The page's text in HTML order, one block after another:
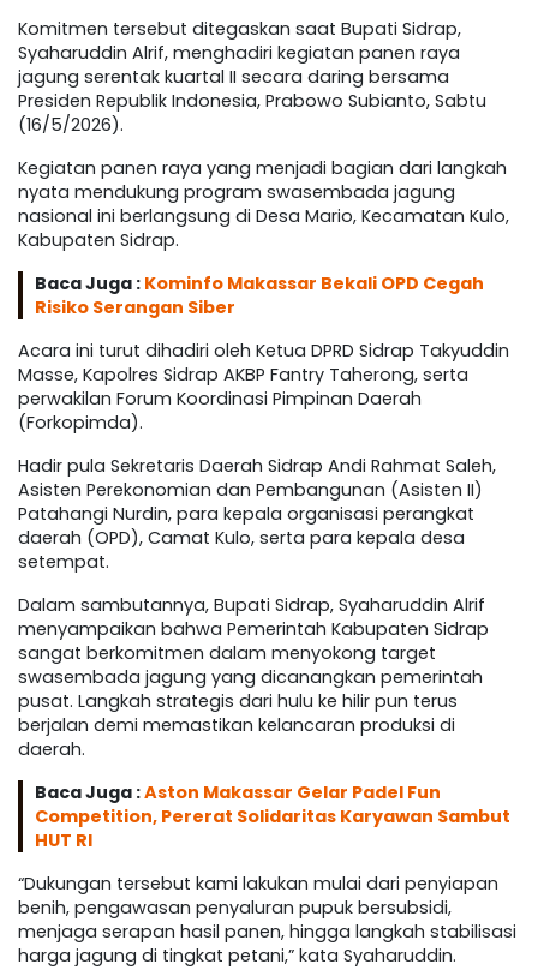
Komitmen tersebut ditegaskan saat Bupati Sidrap,
Syaharuddin Alrif, menghadiri kegiatan panen raya
jagung serentak kuartal II secara daring bersama
Presiden Republik Indonesia, Prabowo Subianto, Sabtu
(16/5/2026).
Kegiatan panen raya yang menjadi bagian dari langkah
nyata mendukung program swasembada jagung
nasional ini berlangsung di Desa Mario, Kecamatan Kulo,
Kabupaten Sidrap.
Baca Juga : Kominfo Makassar Bekali OPD Cegah
Risiko Serangan Siber
Acara ini turut dihadiri oleh Ketua DPRD Sidrap Takyuddin
Masse, Kapolres Sidrap AKBP Fantry Taherong, serta
perwakilan Forum Koordinasi Pimpinan Daerah
(Forkopimda).
Hadir pula Sekretaris Daerah Sidrap Andi Rahmat Saleh,
Asisten Perekonomian dan Pembangunan (Asisten II)
Patahangi Nurdin, para kepala organisasi perangkat
daerah (OPD), Camat Kulo, serta para kepala desa
setempat.
Dalam sambutannya, Bupati Sidrap, Syaharuddin Alrif
menyampaikan bahwa Pemerintah Kabupaten Sidrap
sangat berkomitmen dalam menyokong target
swasembada jagung yang dicanangkan pemerintah
pusat. Langkah strategis dari hulu ke hilir pun terus
berjalan demi memastikan kelancaran produksi di
daerah.
Baca Juga :Aston Makassar Gelar Padel Fun
Competition, Pererat Solidaritas Karyawan Sambut
HUT RI
“Dukungan tersebut kami lakukan mulai dari penyiapan
benih, pengawasan penyaluran pupuk bersubsidi,
menjaga serapan hasil panen, hingga langkah stabilisasi
harga jagung di tingkat petani,” kata Syaharuddin.